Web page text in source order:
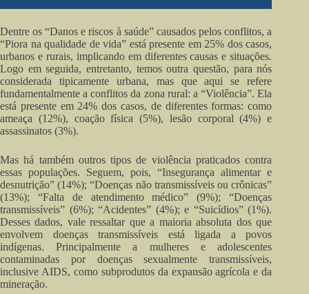
Dentre os “Danos e riscos à saúde” causados pelos conflitos, a
“Piora na qualidade de vida” está presente em 25% dos casos,
urbanos e rurais, implicando em diferentes causas e situações.
Logo em seguida, entretanto, temos outra questão, para nós
considerada tipicamente urbana, mas que aqui se refere
fundamentalmente a conflitos da zona rural: a “Violência”. Ela
está presente em 24% dos casos, de diferentes formas: como
ameaça (12%), coação física (5%), lesão corporal (4%) e
assassinatos (3%).
Mas há também outros tipos de violência praticados contra
essas populações. Seguem, pois, “Insegurança alimentar e
desnutrição” (14%); “Doenças não transmissíveis ou crônicas”
(13%); “Falta de atendimento médico” (9%); “Doenças
transmissíveis” (6%); “Acidentes” (4%); e “Suicídios” (1%).
Desses dados, vale ressaltar que a maioria absoluta dos que
envolvem doenças transmissíveis está ligada a povos
indígenas. Principalmente a mulheres e adolescentes
contaminadas por doenças sexualmente transmissíveis,
inclusive AIDS, como subprodutos da expansão agrícola e da
mineração.